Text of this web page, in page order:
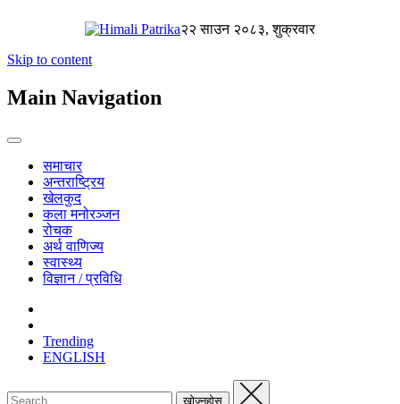
२२ साउन २०८३, शुक्रवार
Skip to content
Main Navigation
समाचार
अन्तराष्ट्रिय
खेलकुद
कला मनोरञ्जन
रोचक
अर्थ वाणिज्य
स्वास्थ्य
विज्ञान / प्रविधि
Trending
ENGLISH